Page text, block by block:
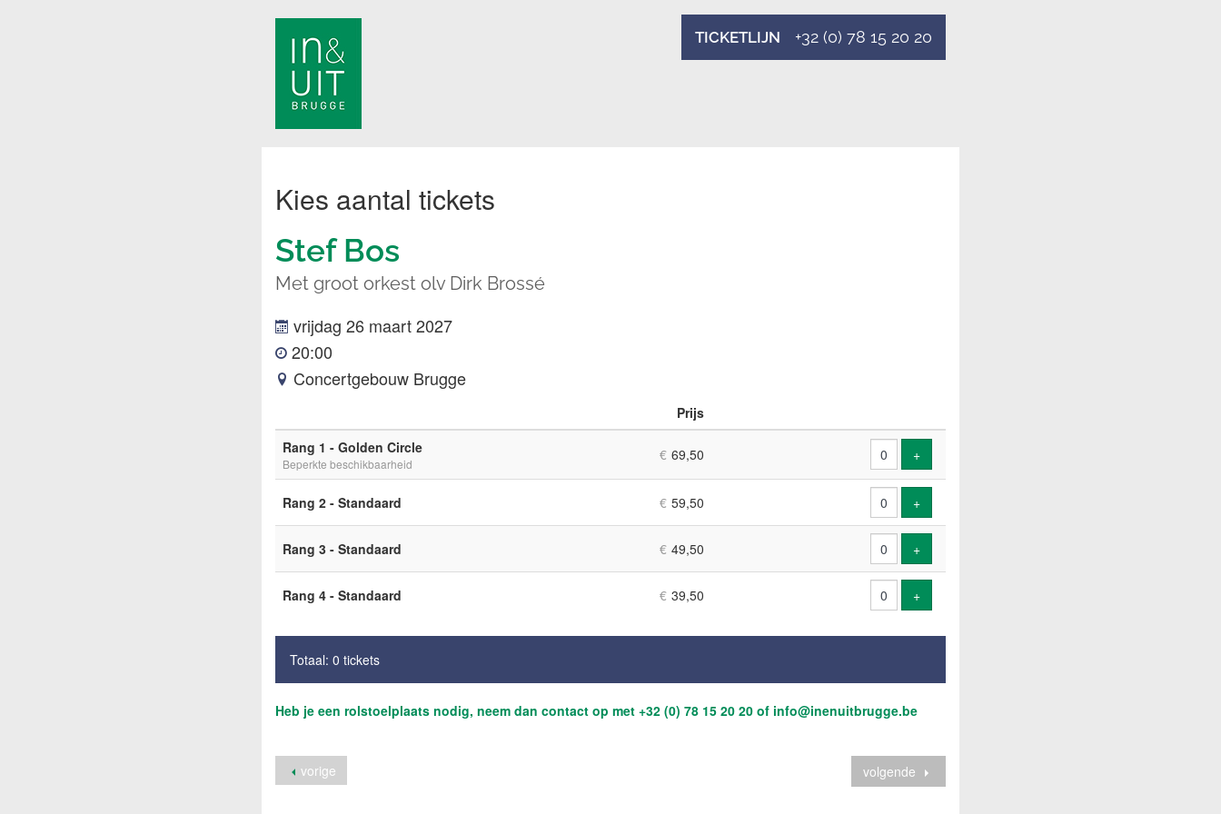
TICKETLIJN +32 (0) 78 15 20 20
Kies aantal tickets
Stef Bos
Met groot orkest olv Dirk Brossé
vrijdag 26 maart 2027
20:00
Concertgebouw Brugge
Prijs
Rang 1 - Golden Circle
Beperkte beschikbaarheid
€ 69,50 +Voeg ticket toe
Rang 2 - Standaard € 59,50 +Voeg ticket toe
Rang 3 - Standaard € 49,50 +Voeg ticket toe
Rang 4 - Standaard € 39,50 +Voeg ticket toe
Totaal: 0 tickets
Heb je een rolstoelplaats nodig, neem dan contact op met +32 (0) 78 15 20 20 of info@inenuitbrugge.be
vorige volgende